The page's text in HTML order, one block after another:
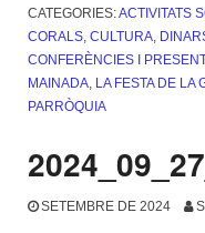
CATEGORIES:ACTIVITATS
CORALS, CULTURA,
CONFERÈNCIES I
MAINADA, LA FESTA DE LA
PARRÒQUIA
SETEMBRE DE 2024